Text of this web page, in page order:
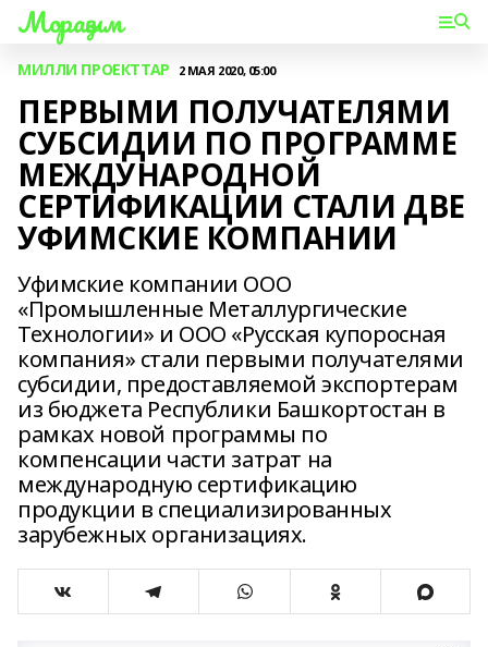
Мораҙым
МИЛЛИ ПРОЕКТТАР 2 МАЯ 2020, 05:00
ПЕРВЫМИ ПОЛУЧАТЕЛЯМИ
СУБСИДИИ ПО ПРОГРАММЕ
МЕЖДУНАРОДНОЙ
СЕРТИФИКАЦИИ СТАЛИ ДВЕ
УФИМСКИЕ КОМПАНИИ
Уфимские компании ООО
«Промышленные Металлургические
Технологии» и ООО «Русская купоросная
компания» стали первыми получателями
субсидии, предоставляемой экспортерам
из бюджета Республики Башкортостан в
рамках новой программы по
компенсации части затрат на
международную сертификацию
продукции в специализированных
зарубежных организациях.